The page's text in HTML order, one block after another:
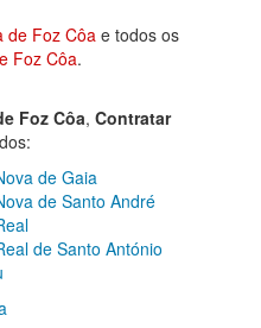
de Foz Côa e todos os
Foz Côa.
Foz Côa, Contratar
de Gaia
de Santo André
de Santo António